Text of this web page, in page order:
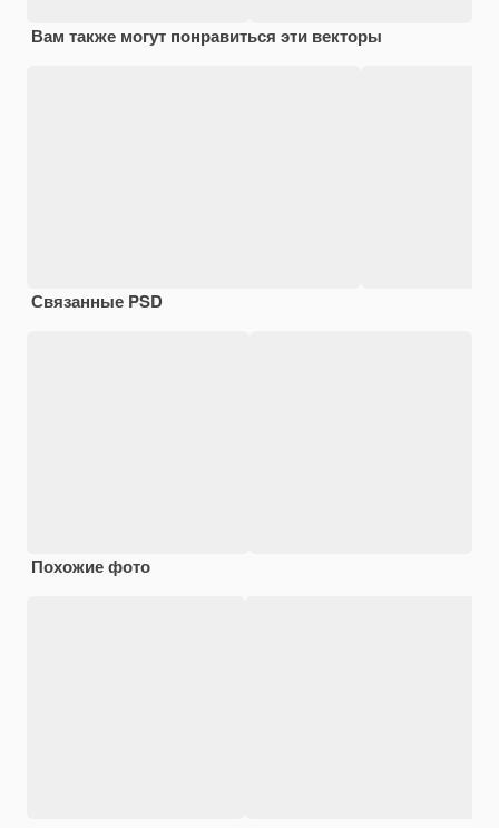
Вам также могут понравиться эти векторы
Связанные PSD
Похожие фото